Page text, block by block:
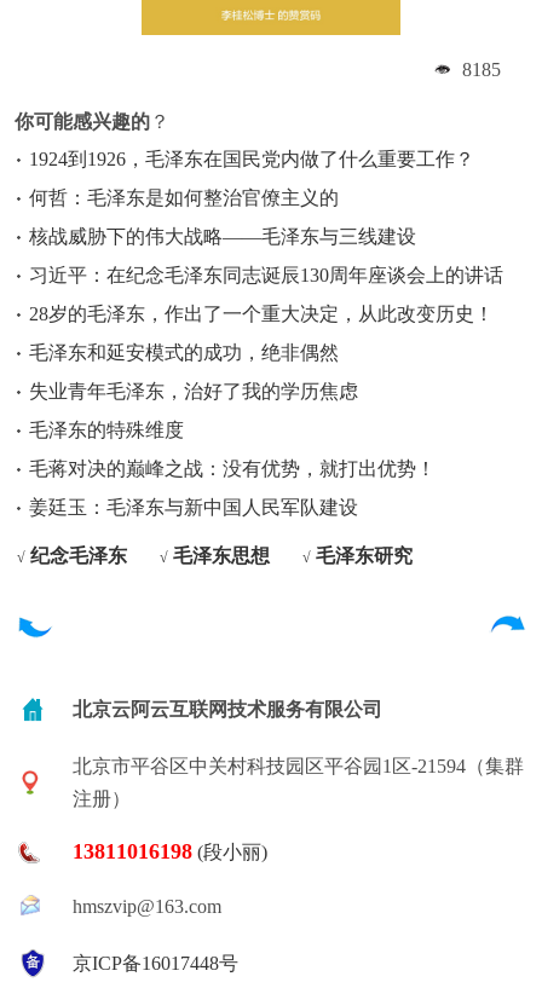
8185
你可能感兴趣的 ？
1924到1926，毛泽东在国民党内做了什么重要工作？
何哲：毛泽东是如何整治官僚主义的
核战威胁下的伟大战略——毛泽东与三线建设
习近平：在纪念毛泽东同志诞辰130周年座谈会上的讲话
28岁的毛泽东，作出了一个重大决定，从此改变历史！
毛泽东和延安模式的成功，绝非偶然
失业青年毛泽东，治好了我的学历焦虑
毛泽东的特殊维度
毛蒋对决的巅峰之战：没有优势，就打出优势！
姜廷玉：毛泽东与新中国人民军队建设
√ 纪念毛泽东 √ 毛泽东思想 √ 毛泽东研究
北京云阿云互联网技术服务有限公司
北京市平谷区中关村科技园区平谷园1区-21594（集群
注册）
13811016198 (段小丽)
hmszvip@163.com
京ICP备16017448号